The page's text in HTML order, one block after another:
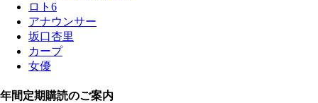
ロト6
アナウンサー
坂口杏里
カープ
女優
年間定期購読のご案内